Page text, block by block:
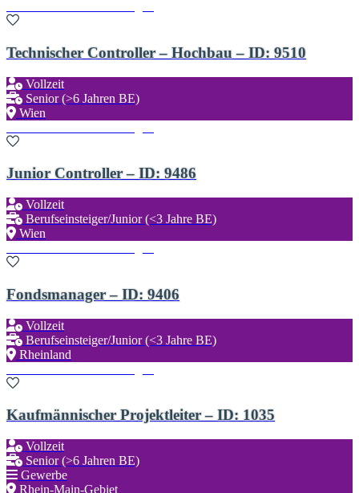
Technischer Controller – Hochbau – ID: 9510
Vollzeit
Senior (>6 Jahren BE)
Wien
Junior Controller – ID: 9486
Vollzeit
Berufseinsteiger/Junior (<3 Jahre BE)
Wien
Fondsmanager – ID: 9406
Vollzeit
Berufseinsteiger/Junior (<3 Jahre BE)
Rheinland
Kaufmännischer Projektleiter – ID: 1035
Vollzeit
Senior (>6 Jahren BE)
Gewerbe
Rhein-Main-Gebiet